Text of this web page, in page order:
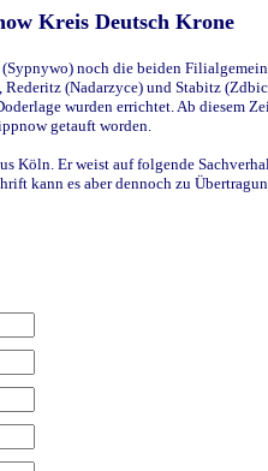
Kreis Deutsch Krone
noch die beiden
(Nadarzyce) und Stabitz
wurden errichtet. Ab diesem
getauft worden.
Köln. Er weist auf folgende
kann es aber dennoch zu